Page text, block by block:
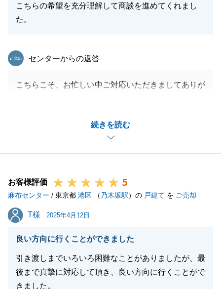
こちらの希望を充分理解して商談を進めてくれまし
た。
続きを読む
東急リバブル
センターからの返答
こちらこそ、お忙しい中ご対応いただきましてありが
弊社でお力になれることがございましたら、引き続き
お気軽にご相談ください。
お客様評価 5
麻布センター / 東京都 港区 （ 乃木坂駅）の 戸建て を ご売却
T様
T様 2025年4月12日
良い方向に行くことができました
引き渡しまでいろいろ困難なことがありましたが、最
後まで真摯に対応して頂き、良い方向に行くことがで
きました。